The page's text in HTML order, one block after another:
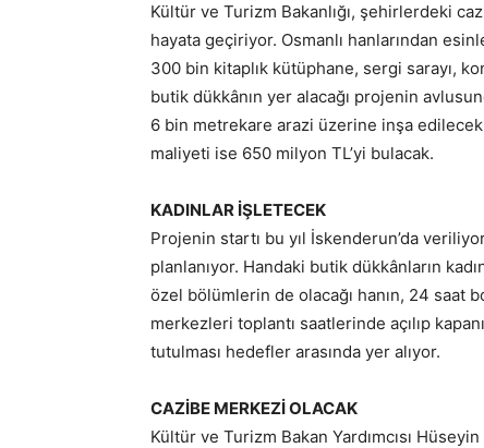
Kültür ve Turizm Bakanlığı, şehirlerdeki
hayata geçiriyor. Osmanlı hanlarından
300 bin kitaplık kütüphane, sergi sarayı,
butik dükkânın yer alacağı projenin
6 bin metrekare arazi üzerine inşa edilecek
maliyeti ise 650 milyon TL’yi bulacak.
KADINLAR İŞLETECEK
Projenin startı bu yıl İskenderun’da
planlanıyor. Handaki butik dükkânların
özel bölümlerin de olacağı hanın, 24 saat
merkezleri toplantı saatlerinde açılıp
tutulması hedefler arasında yer alıyor.
CAZİBE MERKEZİ OLACAK
Kültür ve Turizm Bakan Yardımcısı